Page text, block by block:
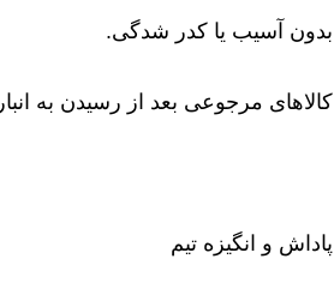
بدون آسیب یا کدر شدگی.
کالاهای مرجوعی بعد از رسیدن به
پاداش و انگیزه تیم